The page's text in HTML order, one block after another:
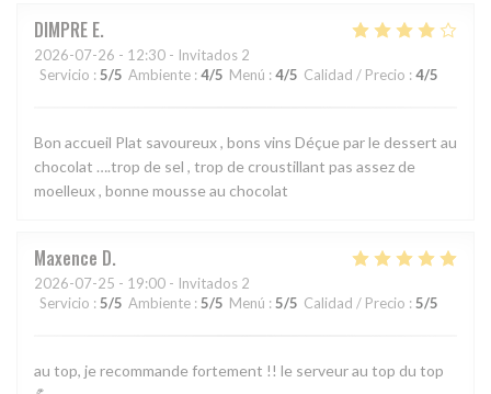
DIMPRE E
2026-07-26 - 12:30 - Invitados 2
Servicio : 5/5 Ambiente : 4/5 Menú : 4/5 Calidad / Precio : 4/5
Bon accueil Plat savoureux , bons vins Déçue par le dessert au
chocolat ….trop de sel , trop de croustillant pas assez de
moelleux , bonne mousse au chocolat
Maxence D
2026-07-25 - 19:00 - Invitados 2
Servicio : 5/5 Ambiente : 5/5 Menú : 5/5 Calidad / Precio : 5/5
au top, je recommande fortement !! le serveur au top du top